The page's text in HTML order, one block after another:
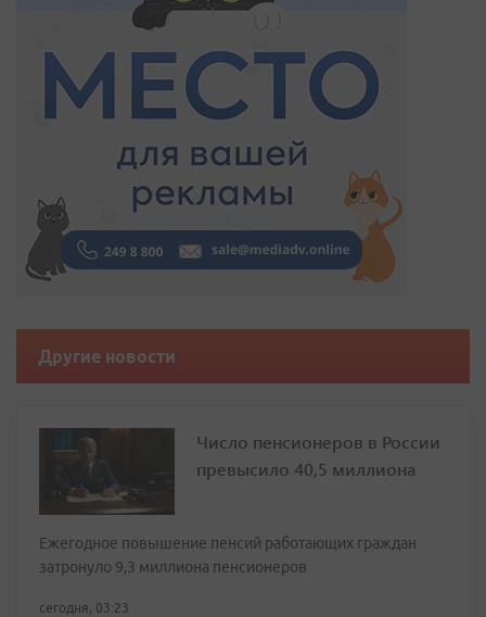
Другие новости
Число пенсионеров в России
превысило 40,5 миллиона
Ежегодное повышение пенсий работающих граждан
затронуло 9,3 миллиона пенсионеров
сегодня, 03:23